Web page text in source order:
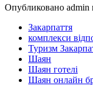
Опубликовано admin
Закарпаття
комплекси
Туризм
Шаян
Шаян готелі
Шаян онлайн